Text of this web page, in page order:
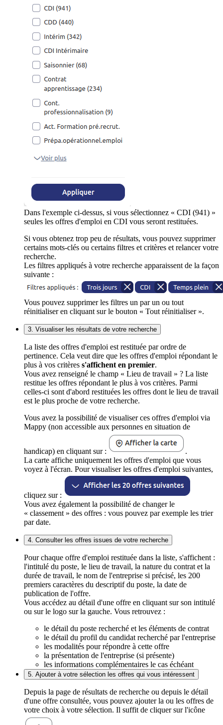
Dans l'exemple ci-dessus, si vous sélectionnez « CDI (941) »
seules les offres d'emploi en CDI vous seront restituées.
Si vous obtenez trop peu de résultats, vous pouvez supprimer
certains mots-clés ou certains filtres et critères et relancer votre
recherche.
Les filtres appliqués à votre recherche apparaissent de la façon
suivante :
Vous pouvez supprimer les filtres un par un ou tout
réinitialiser en cliquant sur le bouton « Tout réinitialiser ».
3. Visualiser les résultats de votre recherche
La liste des offres d'emploi est restituée par ordre de
pertinence. Cela veut dire que les offres d'emploi répondant le
plus à vos critères s'affichent en premier.
Vous avez renseigné le champ « Lieu de travail » ? La liste
restitue les offres répondant le plus à vos critères. Parmi
celles-ci sont d'abord restituées les offres dont le lieu de travail
est le plus proche de votre recherche.
Vous avez la possibilité de visualiser ces offres d'emploi via
Mappy (non accessible aux personnes en situation de
handicap) en cliquant sur :
.
La carte affiche uniquement les offres d'emploi que vous
voyez à l'écran. Pour visualiser les offres d'emploi suivantes,
cliquez sur :
Vous avez également la possibilité de changer le
« classement » des offres : vous pouvez par exemple les trier
par date.
4. Consulter les offres issues de votre recherche
Pour chaque offre d'emploi restituée dans la liste, s'affichent :
l'intitulé du poste, le lieu de travail, la nature du contrat et la
durée de travail, le nom de l'entreprise si précisé, les 200
premiers caractères du descriptif du poste, la date de
publication de l'offre.
Vous accédez au détail d'une offre en cliquant sur son intitulé
ou sur le logo sur la gauche. Vous retrouvez :
le détail du poste recherché et les éléments de contrat
le détail du profil du candidat recherché par l'entreprise
les modalités pour répondre à cette offre
la présentation de l'entreprise (si présente)
les informations complémentaires le cas échéant
5. Ajouter à votre sélection les offres qui vous intéressent
Depuis la page de résultats de recherche ou depuis le détail
d'une offre consultée, vous pouvez ajouter la ou les offres de
votre choix à votre sélection. Il suffit de cliquer sur l'icône